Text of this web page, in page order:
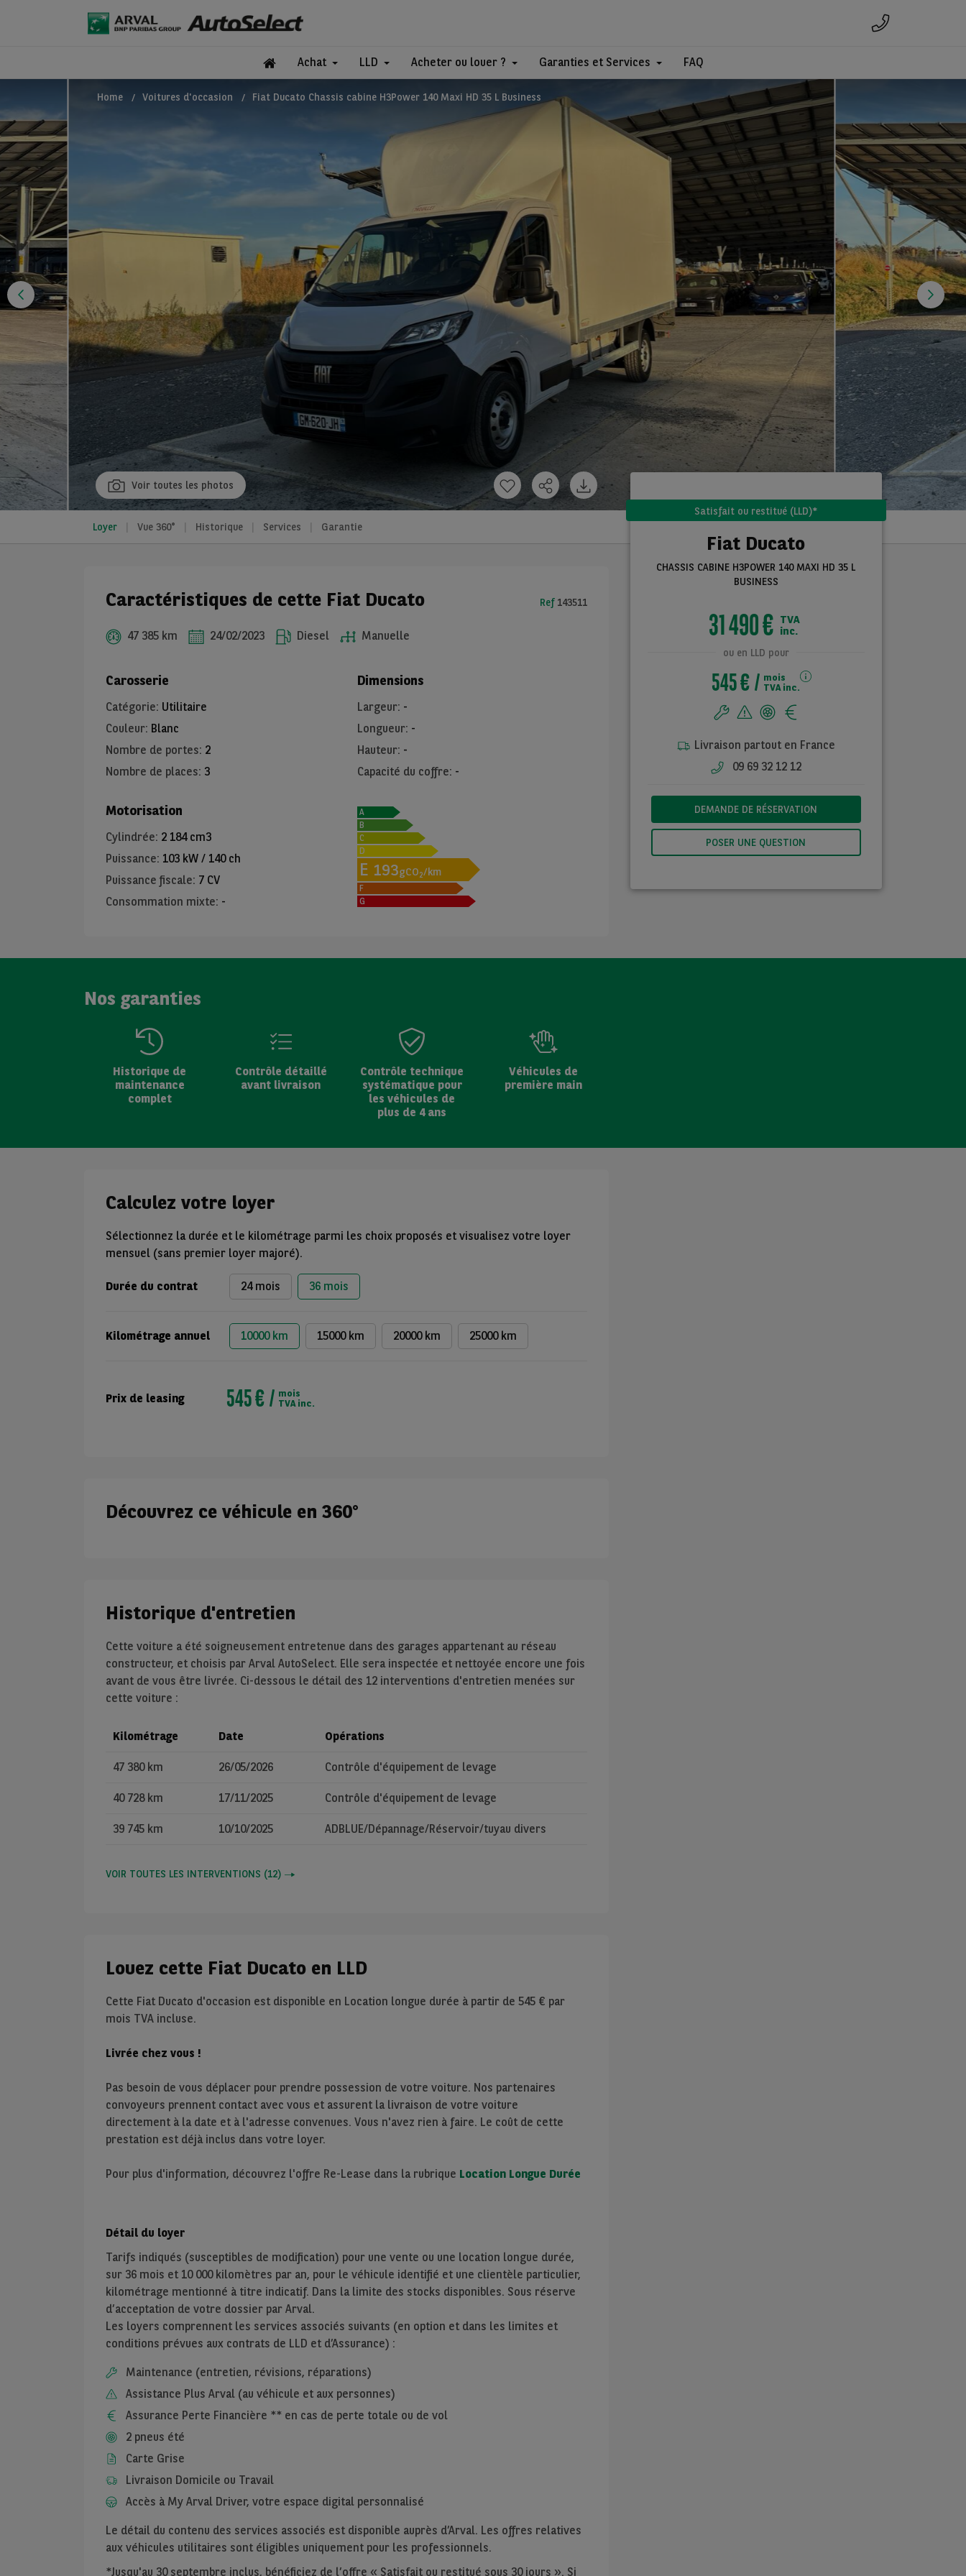
Achat LLD Acheter ou louer ? Garanties et Services FAQ
Home Voitures d'occasion Fiat Ducato Chassis cabine H3Power 140 Maxi HD 35 L Business
Voir toutes les photos
Loyer Vue 360° Historique Services Garantie
Satisfait ou restitué (LLD)*
Fiat Ducato
CHASSIS CABINE H3POWER 140 MAXI HD 35 L
BUSINESS
31 490 € TVA
inc.
ou en LLD pour
545 €
mois
TVA inc.
Livraison partout en France
09 69 32 12 12
DEMANDE DE RÉSERVATION
POSER UNE QUESTION
Caractéristiques de cette Fiat Ducato
47 385 km 24/02/2023 Diesel Manuelle
Ref 143511
Carosserie
Catégorie: Utilitaire
Couleur: Blanc
Nombre de portes: 2
Nombre de places: 3
Dimensions
Largeur: -
Longueur: -
Hauteur: -
Capacité du coffre: -
Motorisation
Cylindrée: 2 184 cm3
Puissance: 103 kW / 140 ch
Puissance fiscale: 7 CV
Consommation mixte: -
A
B
C
D
E 193gCO2/km
F
G
Nos garanties
Historique de
maintenance
complet
Contrôle détaillé
avant livraison
Contrôle technique
systématique pour
les véhicules de
plus de 4 ans
Véhicules de
première main
Calculez votre loyer
Sélectionnez la durée et le kilométrage parmi les choix proposés et visualisez votre loyer
mensuel (sans premier loyer majoré).
Durée du contrat 24 mois 36 mois
Kilométrage annuel 10000 km 15000 km 20000 km 25000 km
Prix de leasing 545 €
mois
TVA inc.
Découvrez ce véhicule en 360°
Historique d'entretien
Cette voiture a été soigneusement entretenue dans des garages appartenant au réseau
constructeur, et choisis par Arval AutoSelect. Elle sera inspectée et nettoyée encore une fois
avant de vous être livrée. Ci-dessous le détail des 12 interventions d'entretien menées sur
cette voiture :
Kilométrage Date Opérations
47 380 km 26/05/2026 Contrôle d'équipement de levage
40 728 km 17/11/2025 Contrôle d'équipement de levage
39 745 km 10/10/2025 ADBLUE/Dépannage/Réservoir/tuyau divers
VOIR TOUTES LES INTERVENTIONS (12)
Louez cette Fiat Ducato en LLD
Cette Fiat Ducato d'occasion est disponible en Location longue durée à partir de 545 € par
mois TVA incluse.
Livrée chez vous !
Pas besoin de vous déplacer pour prendre possession de votre voiture. Nos partenaires
convoyeurs prennent contact avec vous et assurent la livraison de votre voiture
directement à la date et à l'adresse convenues. Vous n'avez rien à faire. Le coût de cette
prestation est déjà inclus dans votre loyer.
Pour plus d'information, découvrez l'offre Re-Lease dans la rubrique Location Longue Durée
Détail du loyer
Tarifs indiqués (susceptibles de modification) pour une vente ou une location longue durée,
sur 36 mois et 10 000kilomètres par an, pour le véhicule identifié et une clientèle particulier,
kilométrage mentionné à titre indicatif. Dans la limite des stocks disponibles. Sous réserve
d’acceptation de votre dossier par Arval.
Les loyers comprennent les services associés suivants (en option et dans les limites et
conditions prévues aux contrats de LLD et d’Assurance) :
Maintenance (entretien, révisions, réparations)
Assistance Plus Arval (au véhicule et aux personnes)
Assurance Perte Financière ** en cas de perte totale ou de vol
2 pneus été
Carte Grise
Livraison Domicile ou Travail
Accès à My Arval Driver, votre espace digital personnalisé
Le détail du contenu des services associés est disponible auprès d’Arval. Les offres relatives
aux véhicules utilitaires sont éligibles uniquement pour les professionnels.
*Jusqu'au 30 septembre inclus, bénéficiez de l’offre « Satisfait ou restitué sous 30 jours ». Si